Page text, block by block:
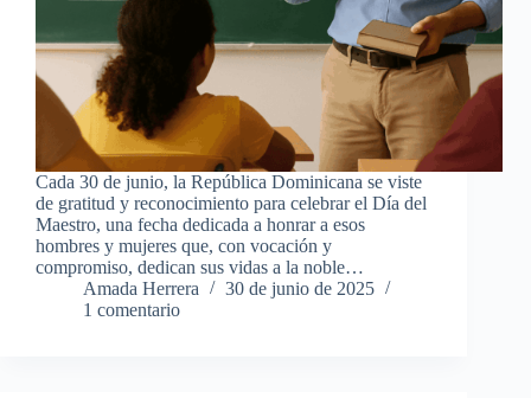
Cada 30 de junio, la República Dominicana se viste
de gratitud y reconocimiento para celebrar el Día del
Maestro, una fecha dedicada a honrar a esos
hombres y mujeres que, con vocación y
compromiso, dedican sus vidas a la noble…
Amada Herrera
30 de junio de 2025
1 comentario